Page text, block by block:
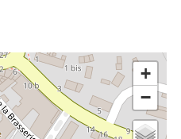
+
−